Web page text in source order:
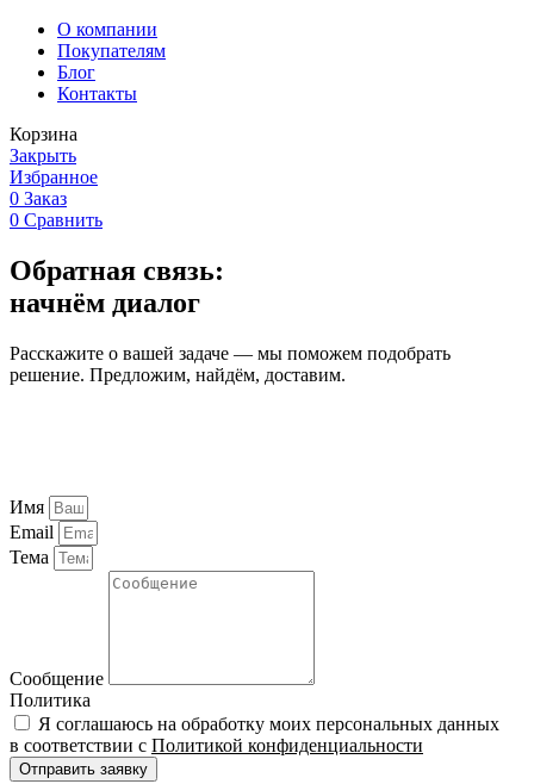
О компании
Покупателям
Блог
Контакты
Корзина
Закрыть
Избранное
0 Заказ
0 Сравнить
Обратная связь:
начнём диалог
Расскажите о вашей задаче — мы поможем подобрать
решение. Предложим, найдём, доставим.
Имя
Email
Тема
Сообщение
Политика
Я соглашаюсь на обработку моих персональных данных
в соответствии с Политикой конфиденциальности
Отправить заявку